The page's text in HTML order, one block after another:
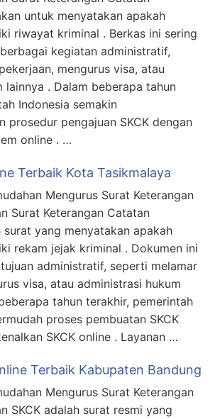
untuk menyatakan apakah
riwayat kriminal . Berkas ini sering
kegiatan administratif,
mengurus visa, atau
lainnya . Dalam beberapa tahun
Indonesia semakin
prosedur pengajuan SKCK dengan
online . …
Terbaik Kota Tasikmalaya
Mengurus Surat Keterangan
Surat Keterangan Catatan
surat yang menyatakan apakah
rekam jejak kriminal . Dokumen ini
administratif, seperti melamar
visa, atau administrasi hukum
tahun terakhir, pemerintah
proses pembuatan SKCK
SKCK online . Layanan …
Terbaik Kabupaten Bandung
Mengurus Surat Keterangan
SKCK adalah surat resmi yang